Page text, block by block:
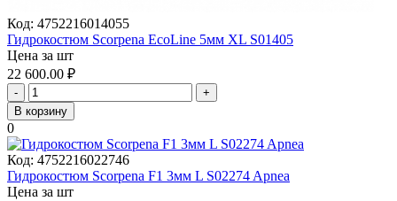
Код: 4752216014055
Гидрокостюм Scorpena EcoLine 5мм XL S01405
Цена за шт
22 600.00 ₽
-
+
В корзину
0
Код: 4752216022746
Гидрокостюм Scorpena F1 3мм L S02274 Apnea
Цена за шт